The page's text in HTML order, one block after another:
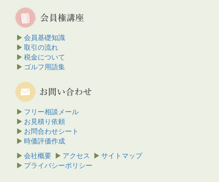
会員基礎知識
取引の流れ
税金について
ゴルフ用語集
フリー相談メール
お見積り依頼
お問合わせシート
時価評価作成
会社概要
アクセス
サイトマップ
プライバシーポリシー